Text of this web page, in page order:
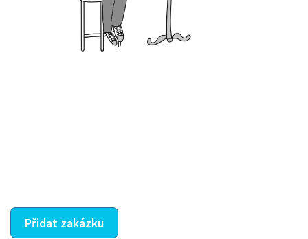
Přidat zakázku